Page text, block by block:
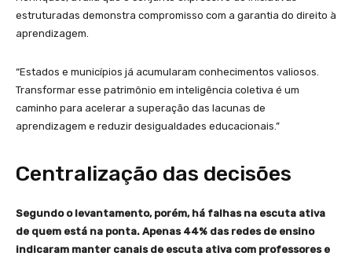
estruturadas demonstra compromisso com a garantia do direito à
aprendizagem.
“Estados e municípios já acumularam conhecimentos valiosos.
Transformar esse patrimônio em inteligência coletiva é um
caminho para acelerar a superação das lacunas de
aprendizagem e reduzir desigualdades educacionais.”
Centralização das decisões
Segundo o levantamento, porém, há falhas na escuta ativa
de quem está na ponta. Apenas 44% das redes de ensino
indicaram manter canais de escuta ativa com professores e